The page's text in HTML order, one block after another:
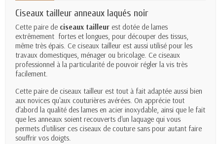
Ciseaux tailleur anneaux laqués noir
Cette paire de ciseaux tailleur est dotée de lames
extrêmement fortes et longues, pour découper des tissus,
même très épais. Ce ciseaux tailleur est aussi utilisé pour les
travaux domestiques, ménager ou bricolage. Ce ciseaux
professionnel à la particularité de pouvoir régler la vis très
facilement.
Cette paire de ciseaux tailleur est tout à fait adaptée aussi bien
aux novices qu'aux couturières avérées. On apprécie tout
d'abord la qualité des lames en acier inoxydable, ainsi que le fait
que les anneaux soient recouverts d'un laquage qui vous
permets d'utiliser ces ciseaux de couture sans pour autant faire
souffrir vos doigts.